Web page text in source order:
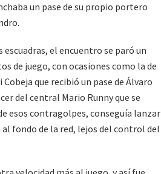
un pase de su propio portero
el encuentro se paró un
de juego, con ocasiones como la de
que recibió un pase de Álvaro
del central Mario Runny que se
esos contragolpes, conseguía lanzar
fondo de la red, lejos del control del